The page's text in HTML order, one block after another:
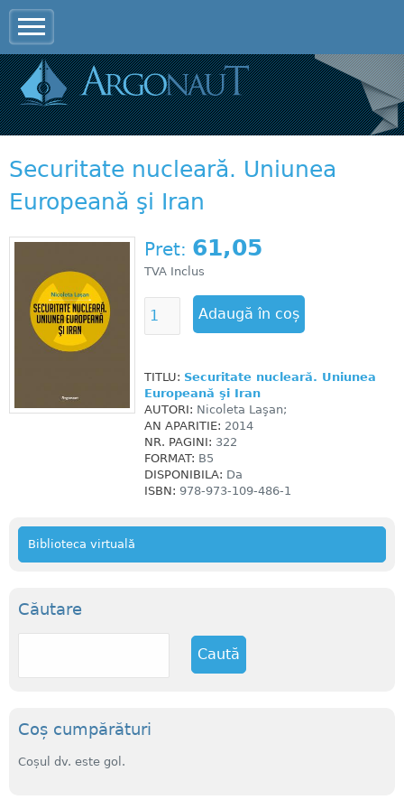
Securitate nucleară. Uniunea
Europeană şi Iran
Pret: 61,05
TVA Inclus
TITLU: Securitate nucleară. Uniunea
Europeană şi Iran
AUTORI: Nicoleta Laşan;
AN APARITIE: 2014
NR. PAGINI: 322
FORMAT: B5
DISPONIBILA: Da
ISBN: 978-973-109-486-1
Biblioteca virtuală
Căutare
C
Coș cumpărături
Coșul dv. este gol.